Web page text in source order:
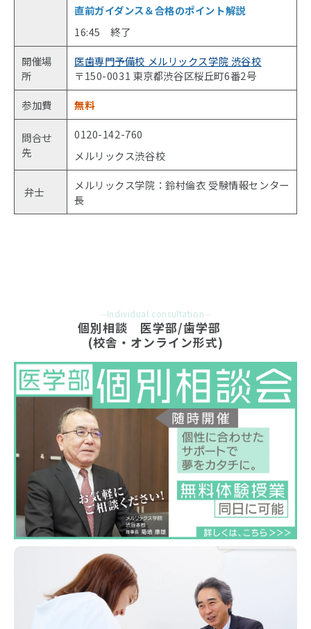
直前ガイダンス＆合格のポイント解説
16:45 終了
開催場
所
医歯専門予備校 メルリックス学院 渋谷校
〒150-0031 東京都渋谷区桜丘町6番2号
参加費
無料
問合せ
先
0120-142-760
メルリックス渋谷校
弁士
メルリックス学院：鈴村倫衣 受験情報センター
長
Individual consultation
個別相談　医学部/歯学部
(校舎・オンライン形式)